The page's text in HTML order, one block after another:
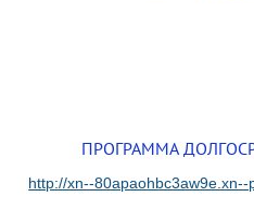
ПРОГРАММА
http://xn--80apaohbc3aw9e.xn--